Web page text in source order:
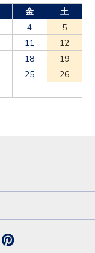
金
土
4
5
11
12
18
19
25
26